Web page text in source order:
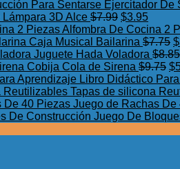
Ejercitador De
Lámpara 3D Alce $7.99 El
precio
original
era:
$7.99.
$3.95El
precio
actual
es:
$3.95.
Alfombra De Cocina 2
Caja Musical Bailarina $7.75 $
Juguete Hada Voladora $8.85
Cobija Cola de Sirena $9.75 El
$
Libro Didáctico
Tapas de silicona
Juego de Rachas De
Juego De